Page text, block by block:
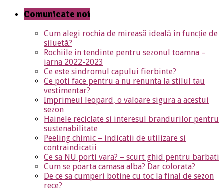
Comunicate noi
Cum alegi rochia de mireasă ideală în funcție de
siluetă?
Rochiile in tendinte pentru sezonul toamna –
iarna 2022-2023
Ce este sindromul capului fierbinte?
Ce poti face pentru a nu renunta la stilul tau
vestimentar?
Imprimeul leopard, o valoare sigura a acestui
sezon
Hainele reciclate si interesul brandurilor pentru
sustenabilitate
Peeling chimic – indicatii de utilizare si
contraindicatii
Ce sa NU porti vara? – scurt ghid pentru barbati
Cum se poarta camasa alba? Dar colorata?
De ce sa cumperi botine cu toc la final de sezon
rece?